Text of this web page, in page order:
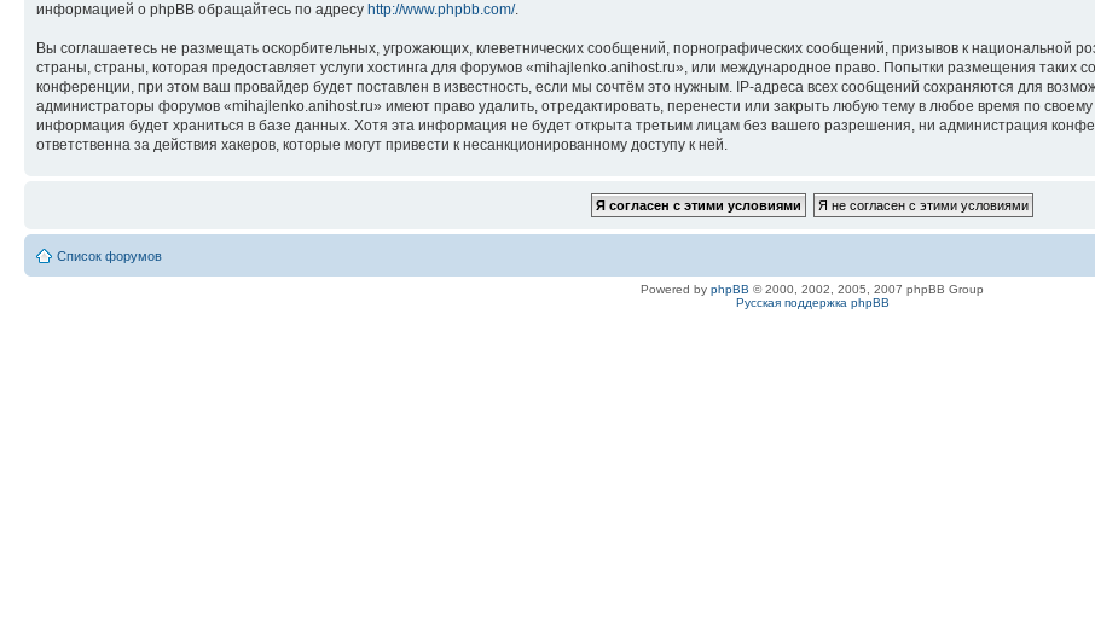
информацией о phpBB обращайтесь по адресу http://www.phpbb.com/.
Вы соглашаетесь не размещать оскорбительных, угрожающих, клеветнических сообщений, порнографических сообщений, призывов к национальной
страны, страны, которая предоставляет услуги хостинга для форумов «mihajlenko.anihost.ru», или международное право. Попытки размещения таких
конференции, при этом ваш провайдер будет поставлен в известность, если мы сочтём это нужным. IP-адреса всех сообщений сохраняются для
администраторы форумов «mihajlenko.anihost.ru» имеют право удалить, отредактировать, перенести или закрыть любую тему в любое время по
информация будет храниться в базе данных. Хотя эта информация не будет открыта третьим лицам без вашего разрешения, ни администрация
ответственна за действия хакеров, которые могут привести к несанкционированному доступу к ней.
Список форумов
Powered by phpBB © 2000, 2002, 2005, 2007 phpBB Group
Русская поддержка phpBB